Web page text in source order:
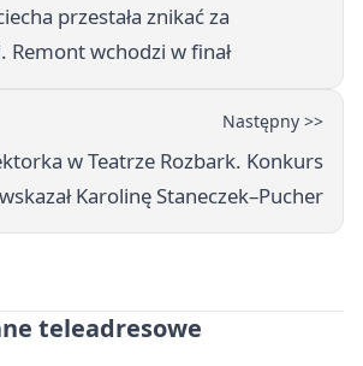
przestała znikać za
Remont wchodzi w finał
Następny >>
w Teatrze Rozbark. Konkurs
wskazał Karolinę Staneczek–Pucher
teleadresowe